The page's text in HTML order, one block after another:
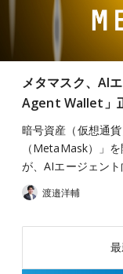
メタマスク、AI
Agent Wallet」
暗号資産（仮想通
（MetaMask）」
が、AIエージェン
渡邉洋輔